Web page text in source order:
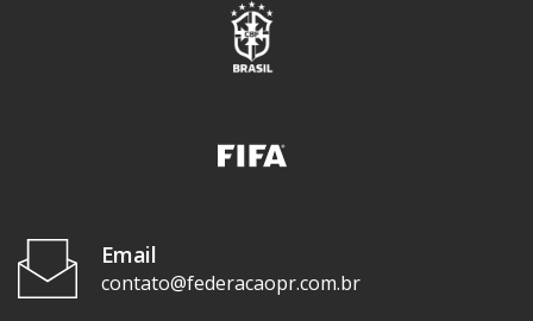
Email
contato@federacaopr.com.br